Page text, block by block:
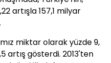
artışla 157,1 milyar
miktar olarak yüzde 9,
artış gösterdi. 2013'ten